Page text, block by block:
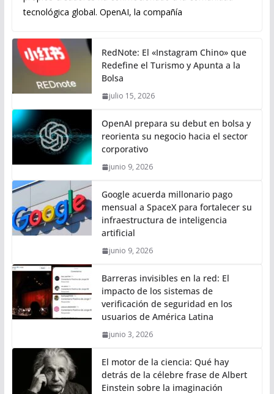
tecnológica global. OpenAI, la compañía
RedNote: El «Instagram Chino» que
Redefine el Turismo y Apunta a la
Bolsa
julio 15, 2026
OpenAI prepara su debut en bolsa y
reorienta su negocio hacia el sector
corporativo
junio 9, 2026
Google acuerda millonario pago
mensual a SpaceX para fortalecer su
infraestructura de inteligencia
artificial
junio 9, 2026
Barreras invisibles en la red: El
impacto de los sistemas de
verificación de seguridad en los
usuarios de América Latina
junio 3, 2026
El motor de la ciencia: Qué hay
detrás de la célebre frase de Albert
Einstein sobre la imaginación